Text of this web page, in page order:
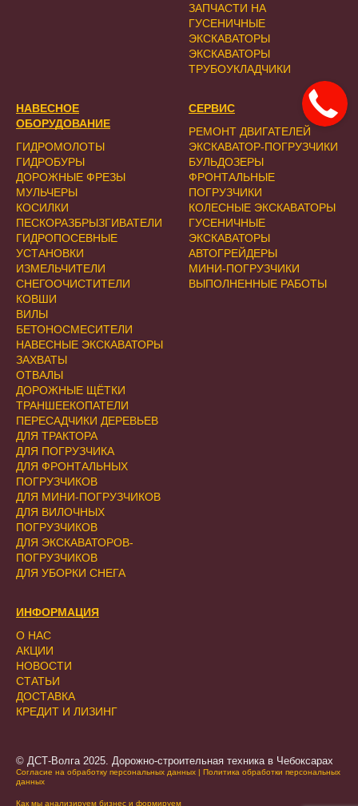
НАВЕСНОЕ
ОБОРУДОВАНИЕ
ГИДРОМОЛОТЫ
ГИДРОБУРЫ
ДОРОЖНЫЕ ФРЕЗЫ
МУЛЬЧЕРЫ
КОСИЛКИ
ПЕСКОРАЗБРЫЗГИВАТЕЛИ
ГИДРОПОСЕВНЫЕ
УСТАНОВКИ
ИЗМЕЛЬЧИТЕЛИ
СНЕГООЧИСТИТЕЛИ
КОВШИ
ВИЛЫ
БЕТОНОСМЕСИТЕЛИ
НАВЕСНЫЕ ЭКСКАВАТОРЫ
ЗАХВАТЫ
ОТВАЛЫ
ДОРОЖНЫЕ ЩЁТКИ
ТРАНШЕЕКОПАТЕЛИ
ПЕРЕСАДЧИКИ ДЕРЕВЬЕВ
ДЛЯ ТРАКТОРА
ДЛЯ ПОГРУЗЧИКА
ДЛЯ ФРОНТАЛЬНЫХ
ПОГРУЗЧИКОВ
ДЛЯ МИНИ-ПОГРУЗЧИКОВ
ДЛЯ ВИЛОЧНЫХ
ПОГРУЗЧИКОВ
ДЛЯ ЭКСКАВАТОРОВ-
ПОГРУЗЧИКОВ
ДЛЯ УБОРКИ СНЕГА
ЗАПЧАСТИ НА
ГУСЕНИЧНЫЕ
ЭКСКАВАТОРЫ
ЭКСКАВАТОРЫ
ТРУБОУКЛАДЧИКИ
СЕРВИС
РЕМОНТ ДВИГАТЕЛЕЙ
ЭКСКАВАТОР-ПОГРУЗЧИКИ
БУЛЬДОЗЕРЫ
ФРОНТАЛЬНЫЕ
ПОГРУЗЧИКИ
КОЛЕСНЫЕ ЭКСКАВАТОРЫ
ГУСЕНИЧНЫЕ
ЭКСКАВАТОРЫ
АВТОГРЕЙДЕРЫ
МИНИ-ПОГРУЗЧИКИ
ВЫПОЛНЕННЫЕ РАБОТЫ
ИНФОРМАЦИЯ
О НАС
АКЦИИ
НОВОСТИ
СТАТЬИ
ДОСТАВКА
КРЕДИТ И ЛИЗИНГ
© ДСТ-Волга 2025. Дорожно-строительная техника в Чебоксарах
Согласие на обработку персональных данных | Политика обработки персональных
данных
Как мы анализируем бизнес и формируем